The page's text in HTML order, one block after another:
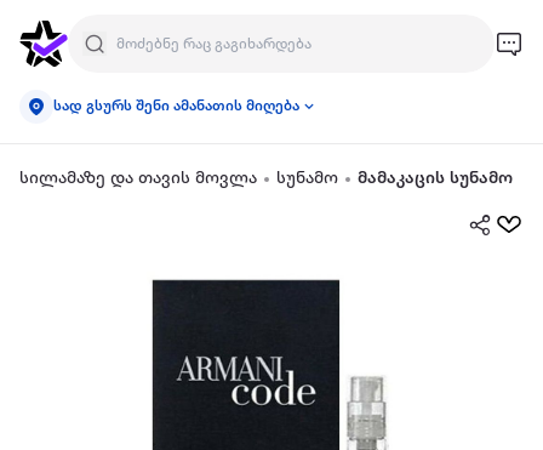
სად გსურს შენი ამანათის მიღება
სილამაზე და თავის მოვლა სუნამო მამაკაცის სუნამო